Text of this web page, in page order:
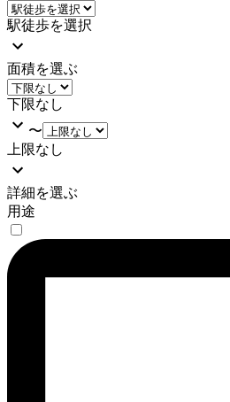
駅徒歩を選択
面積を選ぶ
下限なし
〜
上限なし
詳細を選ぶ
用途